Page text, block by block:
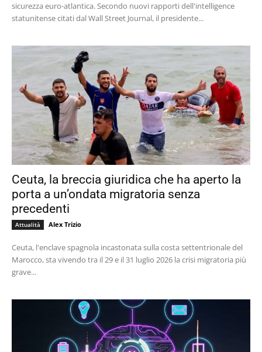
sicurezza euro-atlantica. Secondo nuovi rapporti dell'intelligence
statunitense citati dal Wall Street Journal, il presidente...
Ceuta, la breccia giuridica che ha aperto la
porta a un’ondata migratoria senza
precedenti
Attualità Alex Trizio
Ceuta, l'enclave spagnola incastonata sulla costa settentrionale del
Marocco, sta vivendo tra il 29 e il 31 luglio 2026 la crisi migratoria più
grave...